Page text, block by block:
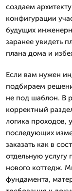
создаем
конфигурации
будущих
заранее увидеть
плана дома и
Если вам нужен
подбираем
не под шаблон. В
корректный
логика проходов,
последующих
заказать как в
отдельную услугу
нового коттедж.
фундамента,